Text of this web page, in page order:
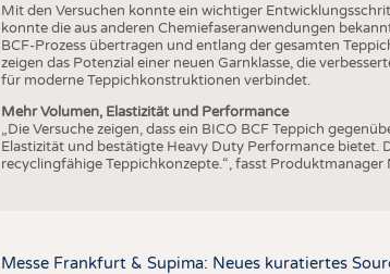
SMART
TESTS
AUSSCHREIBUNGEN
Mit den Versuchen konnte ein wichtiger
konnte die aus anderen Chemiefaseranwendungen
BCF-Prozess übertragen und entlang der gesamten
zeigen das Potenzial einer neuen Garnklasse, die
für moderne Teppichkonstruktionen verbindet.
Mehr Volumen, Elastizität und Performance
„Die Versuche zeigen, dass ein BICO BCF Teppich
Elastizität und bestätigte Heavy Duty Performance
recyclingfähige Teppichkonzepte.“, fasst
Messe Frankfurt & Supima: Neues kuratiertes